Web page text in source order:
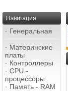
Навигация
· Генеральная
· Материнские
платы
· Контроллеры
· CPU -
процессоры
· Память - RAM